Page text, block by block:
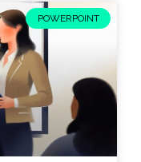
POWERPOINT